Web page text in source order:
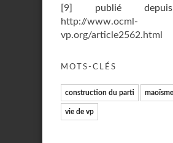
[9] publié
http://www.ocml-
vp.org/article2562.html
MOTS-CLÉS
construction du parti maoïsme
vie de vp